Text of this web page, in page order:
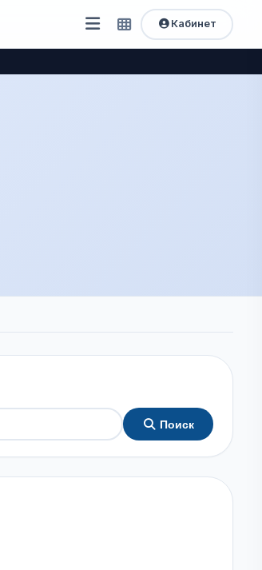
Открыть
меню
Быстрый
доступ
Кабинет
Поиск